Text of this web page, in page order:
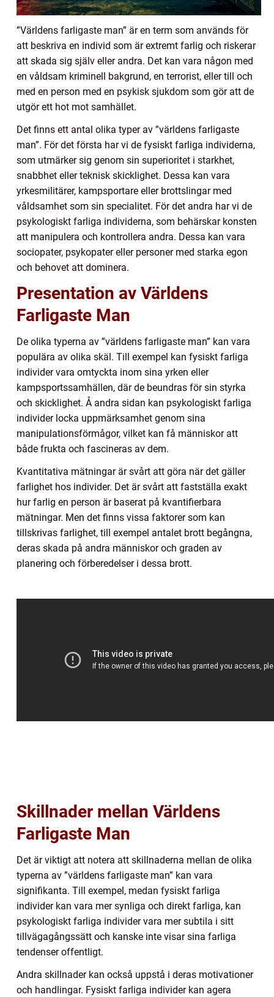
”Världens farligaste man” är en term som används för
att beskriva en individ som är extremt farlig och riskerar
att skada sig själv eller andra. Det kan vara någon med
en våldsam kriminell bakgrund, en terrorist, eller till och
med en person med en psykisk sjukdom som gör att de
utgör ett hot mot samhället.
Det finns ett antal olika typer av ”världens farligaste
man”. För det första har vi de fysiskt farliga individerna,
som utmärker sig genom sin superioritet i starkhet,
snabbhet eller teknisk skicklighet. Dessa kan vara
yrkesmilitärer, kampsportare eller brottslingar med
våldsamhet som sin specialitet. För det andra har vi de
psykologiskt farliga individerna, som behärskar konsten
att manipulera och kontrollera andra. Dessa kan vara
sociopater, psykopater eller personer med starka egon
och behovet att dominera.
Presentation av Världens
Farligaste Man
De olika typerna av ”världens farligaste man” kan vara
populära av olika skäl. Till exempel kan fysiskt farliga
individer vara omtyckta inom sina yrken eller
kampsportssamhällen, där de beundras för sin styrka
och skicklighet. Å andra sidan kan psykologiskt farliga
individer locka uppmärksamhet genom sina
manipulationsförmågor, vilket kan få människor att
både frukta och fascineras av dem.
Kvantitativa mätningar är svårt att göra när det gäller
farlighet hos individer. Det är svårt att fastställa exakt
hur farlig en person är baserat på kvantifierbara
mätningar. Men det finns vissa faktorer som kan
tillskrivas farlighet, till exempel antalet brott begångna,
deras skada på andra människor och graden av
planering och förberedelser i dessa brott.
Skillnader mellan Världens
Farligaste Man
Det är viktigt att notera att skillnaderna mellan de olika
typerna av ”världens farligaste man” kan vara
signifikanta. Till exempel, medan fysiskt farliga
individer kan vara mer synliga och direkt farliga, kan
psykologiskt farliga individer vara mer subtila i sitt
tillvägagångssätt och kanske inte visar sina farliga
tendenser offentligt.
Andra skillnader kan också uppstå i deras motivationer
och handlingar. Fysiskt farliga individer kan agera